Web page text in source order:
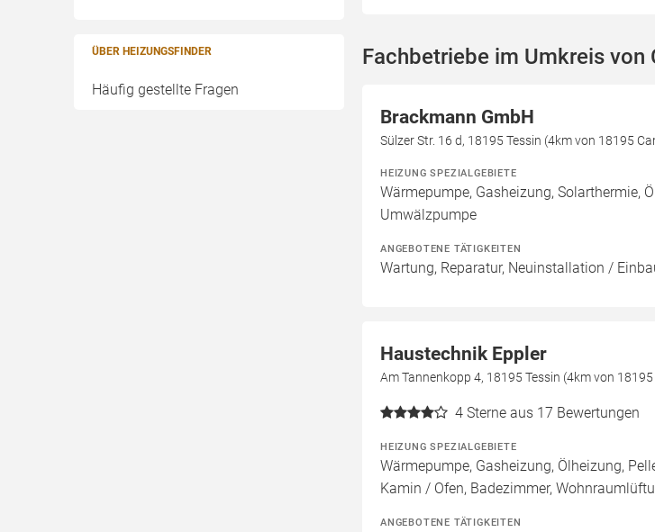
ÜBER HEIZUNGSFINDER
Häufig gestellte Fragen
Fachbetriebe im Umkreis von
Brackmann GmbH
Sülzer Str. 16 d, 18195 Tessin (4km von 18195
HEIZUNG SPEZIALGEBIETE
Wärmepumpe, Gasheizung, Solarthermie,
Umwälzpumpe
ANGEBOTENE TÄTIGKEITEN
Wartung, Reparatur, Neuinstallation /
Haustechnik Eppler
Am Tannenkopp 4, 18195 Tessin (4km von
4 Sterne aus 17 Bewertungen
HEIZUNG SPEZIALGEBIETE
Wärmepumpe, Gasheizung, Ölheizung,
Kamin / Ofen, Badezimmer,
ANGEBOTENE TÄTIGKEITEN